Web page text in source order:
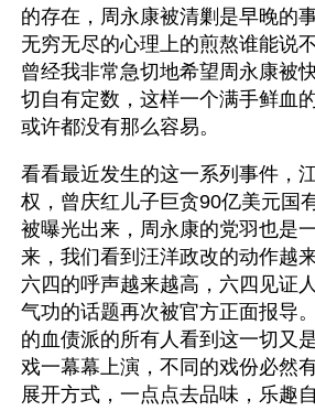
的存在，周永康被清剿是早晚的
无穷无尽的心理上的煎熬谁能说
曾经我非常急切地希望周永康被
切自有定数，这样一个满手鲜血
或许都没有那么容易。
看看最近发生的这一系列事件，
权，曾庆红儿子巨贪90亿美元国
被曝光出来，周永康的党羽也是
来，我们看到汪洋政改的动作越
六四的呼声越来越高，六四见证
气功的话题再次被官方正面报导
的血债派的所有人看到这一切又
戏一幕幕上演，不同的戏份必然